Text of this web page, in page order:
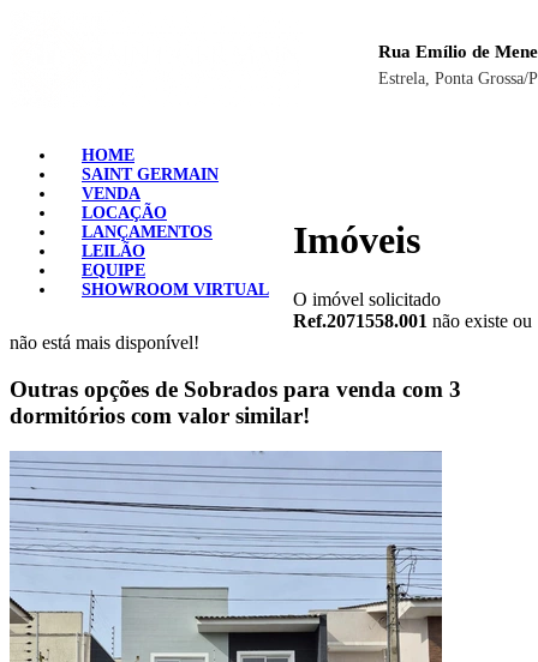
Rua Emílio de
Estrela, Ponta Grossa/
HOME
SAINT GERMAIN
VENDA
LOCAÇÃO
LANÇAMENTOS
LEILÃO
EQUIPE
SHOWROOM VIRTUAL
Imóveis
O imóvel solicitado
Ref.2071558.001 não existe ou
não está mais disponível!
Outras opções de Sobrados para venda com 3
dormitórios com valor similar!